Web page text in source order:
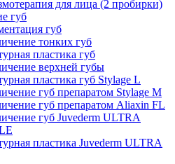
для лица (2 пробирки)
губ
губ
тонких губ
пластика губ
верхней губы
пластика губ Stylage L
губ препаратом Stylage M
губ препаратом Aliaxin FL
губ Juvederm ULTRA
пластика Juvederm ULTRA